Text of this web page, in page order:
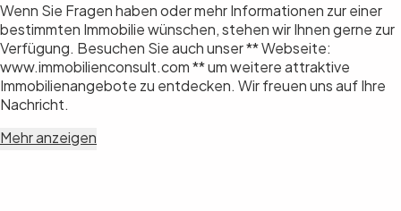
Wenn Sie Fragen haben oder mehr Informationen zur einer
bestimmten Immobilie wünschen, stehen wir Ihnen gerne zur
Verfügung. Besuchen Sie auch unser ** Webseite:
www.immobilienconsult.com ** um weitere attraktive
Immobilienangebote zu entdecken. Wir freuen uns auf Ihre
Nachricht.
Mehr anzeigen